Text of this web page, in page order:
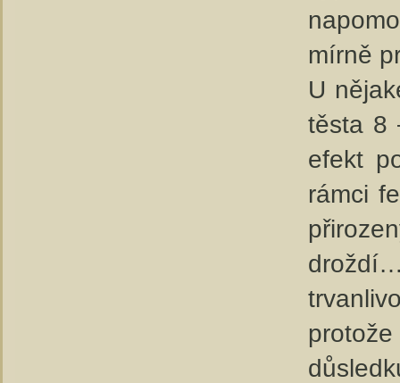
mírně
U
těsta 8
efekt
rámci